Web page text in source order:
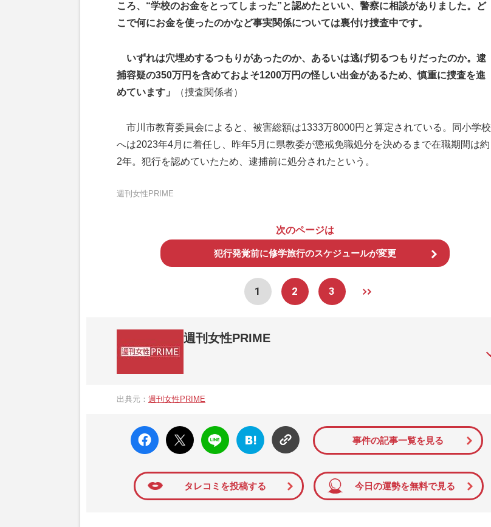
ころ、“学校のお金をとってしまった”と認めたといい、警察に相談がありました。ど
こで何にお金を使ったのかなど事実関係については裏付け捜査中です。
いずれは穴埋めするつもりがあったのか、あるいは逃げ切るつもりだったのか。逮
捕容疑の350万円を含めておよそ1200万円の怪しい出金があるため、慎重に捜査を進
めています」
（捜査関係者）
市川市教育委員会によると、被害総額は1333万8000円と算定されている。同小学校
へは2023年4月に着任し、昨年5月に県教委が懲戒免職処分を決めるまで在職期間は約
2年。犯行を認めていたため、逮捕前に処分されたという。
週刊女性PRIME
次のページは
犯行発覚前に修学旅行のスケジュールが変更
1 2 3
週刊女性PRIME
か、女性週刊誌『週刊女性』の誌面に掲載された記事から、インターネット利用者層にとって特に関心の
出典元： 週刊女性PRIME
faceboo
k いい
ね
X ポス
ト
LINE
はてな
ブック
マーク
事件の記事一覧を見る
タレコミを投稿する 今日の運勢を無料で見る